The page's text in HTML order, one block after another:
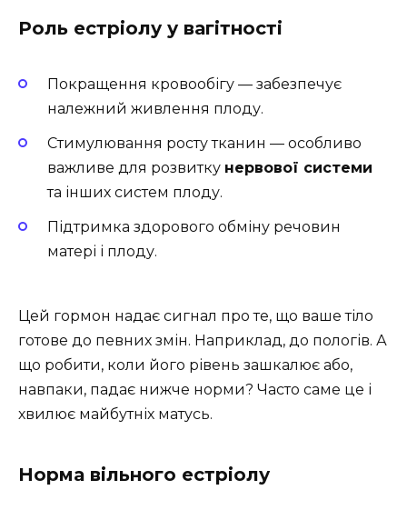
Роль естріолу у вагітності
Покращення кровообігу — забезпечує
належний живлення плоду.
Стимулювання росту тканин — особливо
важливе для розвитку нервової системи
та інших систем плоду.
Підтримка здорового обміну речовин
матері і плоду.
Цей гормон надає сигнал про те, що ваше тіло
готове до певних змін. Наприклад, до пологів. А
що робити, коли його рівень зашкалює або,
навпаки, падає нижче норми? Часто саме це і
хвилює майбутніх матусь.
Норма вільного естріолу